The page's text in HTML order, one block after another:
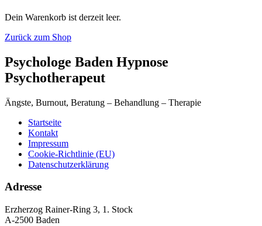
Dein Warenkorb ist derzeit leer.
Zurück zum Shop
Psychologe Baden Hypnose
Psychotherapeut
Ängste, Burnout, Beratung – Behandlung – Therapie
Startseite
Kontakt
Impressum
Cookie-Richtlinie (EU)
Datenschutzerklärung
Adresse
Erzherzog Rainer-Ring 3, 1. Stock
A-2500 Baden